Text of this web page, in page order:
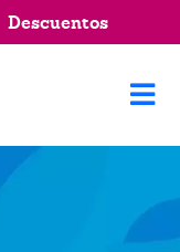
Descuentos